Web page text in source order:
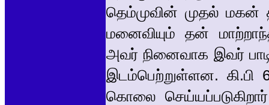
தெம்முவின் முதல்
மனைவியும் தன்
அவர் நினைவாக இவர்
இடம்பெற்றுள்ளன. கி.பி
கொலை